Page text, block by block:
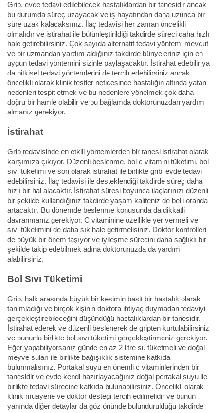
Grip, evde tedavi edilebilecek hastalıklardan bir tanesidir ancak
bu durumda süreç uzayacak ve iş hayatından daha uzunca bir
süre uzak kalacaksınız. İlaç tedavisi her zaman öncelikli
olmalıdır ve istirahat ile bütünleştirildiği takdirde süreci daha hızlı
hale getirebilirsiniz. Çok sayıda alternatif tedavi yöntemi mevcut
ve bir uzmandan yardım aldığınız takdirde bünyeleriniz için en
uygun tedavi yöntemini sizinle paylaşacaktır. İstirahat edebilir ya
da bitkisel tedavi yöntemlerini de tercih edebilirsiniz ancak
öncelikli olarak klinik testler neticesinde hastalığın altında yatan
nedenleri tespit etmek ve bu nedenlere yönelmek çok daha
doğru bir hamle olabilir ve bu bağlamda doktorunuzdan yardım
almanız gerekiyor.
İstirahat
Grip tedavisinde en etkili yöntemlerden bir tanesi istirahat olarak
karşımıza çıkıyor. Düzenli beslenme, bol c vitamini tüketimi, bol
sıvı tüketimi ve son olarak istirahat ile birlikte gribi evde tedavi
edebilirsiniz. İlaç tedavisi ile desteklendiği takdirde süreç daha
hızlı bir hal alacaktır. İstirahat süresi boyunca ilaçlarınızı düzenli
bir şekilde kullandığınız takdirde yaşam kaliteniz de belli oranda
artacaktır. Bu dönemde beslenme konusunda da dikkatli
davranmanız gerekiyor. C vitaminine özellikle yer vermeli ve
sıvı tüketimini de daha sık hale getirmelisiniz. Doktor kontrolleri
de büyük bir önem taşıyor ve iyileşme sürecini daha sağlıklı bir
şekilde takip edebilmek adına doktorunuzda da yardım
alabilirsiniz.
Bol Sıvı Tüketimi
Grip, halk arasında büyük bir kesimin basit bir hastalık olarak
tanımladığı ve birçok kişinin doktora ihtiyaç duymadan tedaviyi
gerçekleştirebileceğini düşündüğü hastalıklardan bir tanesidir.
İstirahat ederek ve düzenli beslenerek de gripten kurtulabilirsiniz
ve bununla birlikte bol sıvı tüketimi gerçekleştirmeniz gerekiyor.
Eğer yapabiliyorsanız günde en az 2 litre su tüketmeli ve doğal
meyve suları ile birlikte bağışıklık sistemine katkıda
bulunmalısınız. Portakal suyu en önemli c vitaminlerinden bir
tanesidir ve evde kendi hazırlayacağınız doğal portakal suyu ile
birlikte tedavi sürecine katkıda bulunabilirsiniz. Öncelikli olarak
klinik muayene ve doktor desteği tercih edilmelidir ve bunun
yanında diğer detaylar da göz önünde bulundurulduğu takdirde